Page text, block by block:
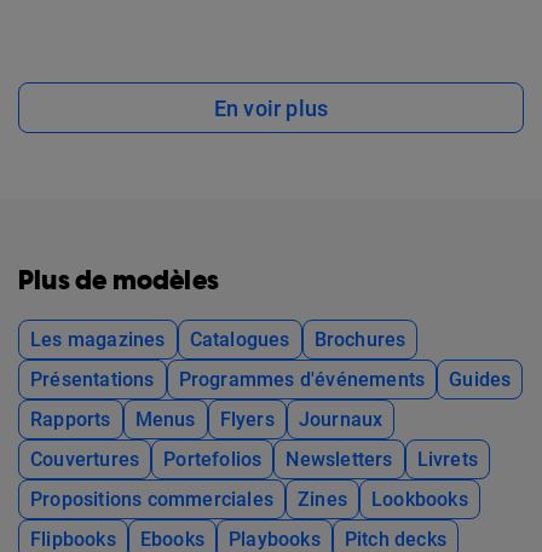
En voir plus
Plus de modèles
Les magazines Catalogues
Brochures
Présentations
Programmes d'événements
Guides
Rapports
Menus Flyers
Journaux
Couvertures
Portefolios Newsletters
Livrets
Propositions commerciales
Zines
Lookbooks
Flipbooks
Ebooks Playbooks
Pitch decks